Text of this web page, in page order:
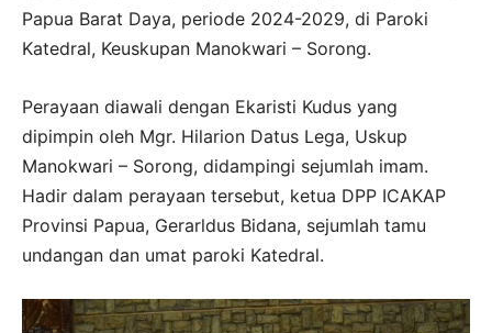
Papua Barat Daya, periode 2024-2029, di Paroki
Katedral, Keuskupan Manokwari – Sorong.
Perayaan diawali dengan Ekaristi Kudus yang
dipimpin oleh Mgr. Hilarion Datus Lega, Uskup
Manokwari – Sorong, didampingi sejumlah imam.
Hadir dalam perayaan tersebut, ketua DPP ICAKAP
Provinsi Papua, Gerarldus Bidana, sejumlah tamu
undangan dan umat paroki Katedral.